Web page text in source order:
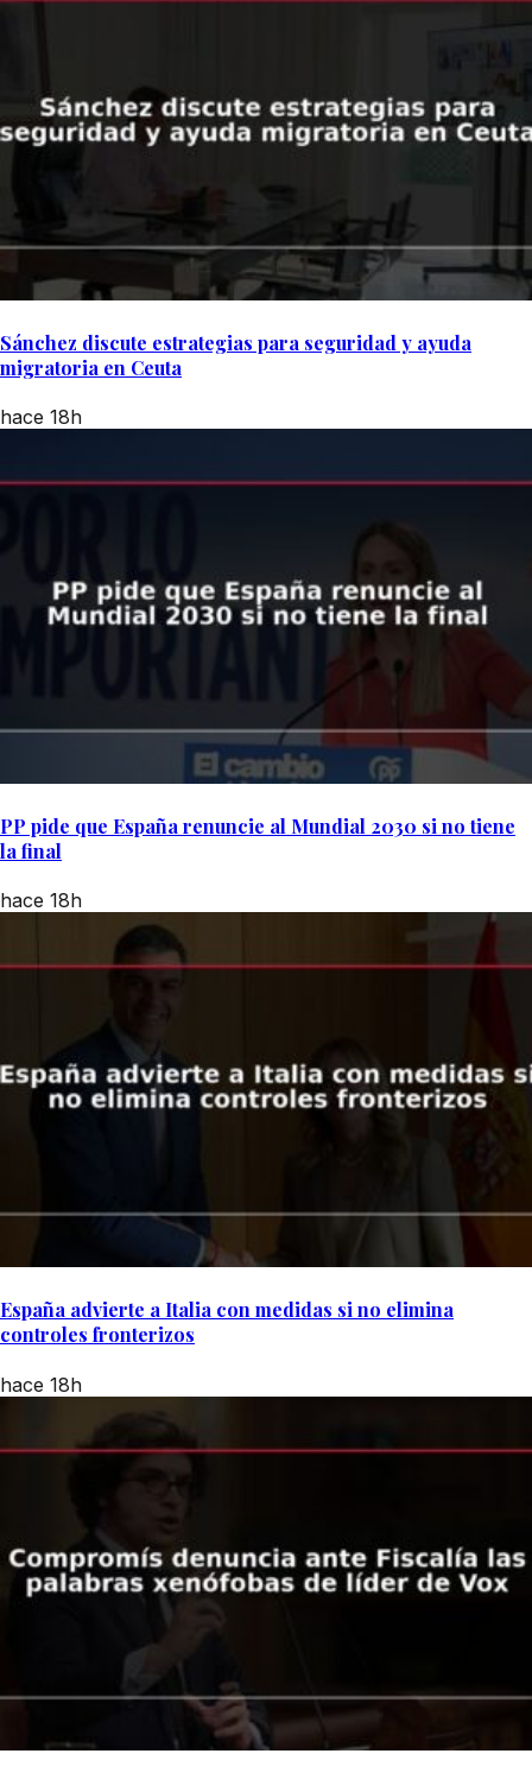
Sánchez discute estrategias para seguridad y ayuda
migratoria en Ceuta
hace 18h
PP pide que España renuncie al Mundial 2030 si no tiene
la final
hace 18h
España advierte a Italia con medidas si no elimina
controles fronterizos
hace 18h